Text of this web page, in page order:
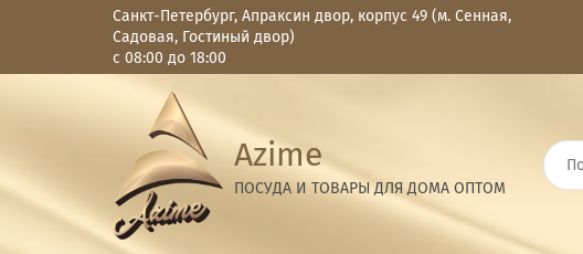
Санкт-Петербург, Апраксин двор, корпус 49 (м. Сенная,
Садовая, Гостиный двор)
с 08:00 до 18:00
Azime
ПОСУДА И ТОВАРЫ ДЛЯ ДОМА ОПТОМ